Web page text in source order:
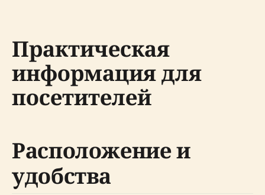
Практическая
информация для
посетителей
Расположение и
удобства